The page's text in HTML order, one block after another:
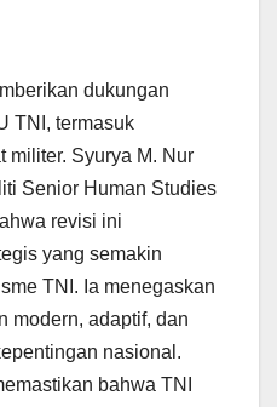
dukungan
TNI, termasuk
militer. Syurya M. Nur
Senior Human Studies
revisi ini
yang semakin
TNI. Ia menegaskan
modern, adaptif, dan
nasional.
bahwa TNI